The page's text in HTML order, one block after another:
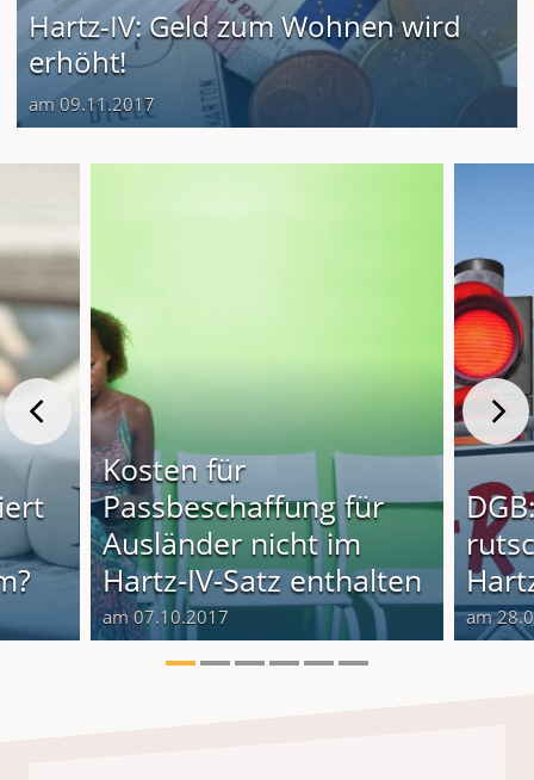
Hartz-IV: Geld zum Wohnen wird
erhöht!
am 09.11.2017
Kosten für
Passbeschaffung für
Ausländer nicht im
Hartz-IV-Satz enthalten
am 07.10.2017 am